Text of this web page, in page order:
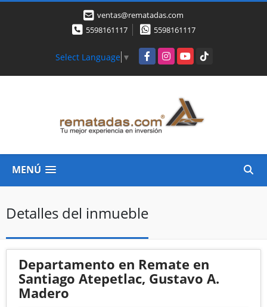
ventas@rematadas.com
5598161117
5598161117
Select Language ▼ FacebookInstagramYouTubeTikTok
MENÚ
Detalles del inmueble
Departamento en Remate en
Santiago Atepetlac, Gustavo A.
Madero